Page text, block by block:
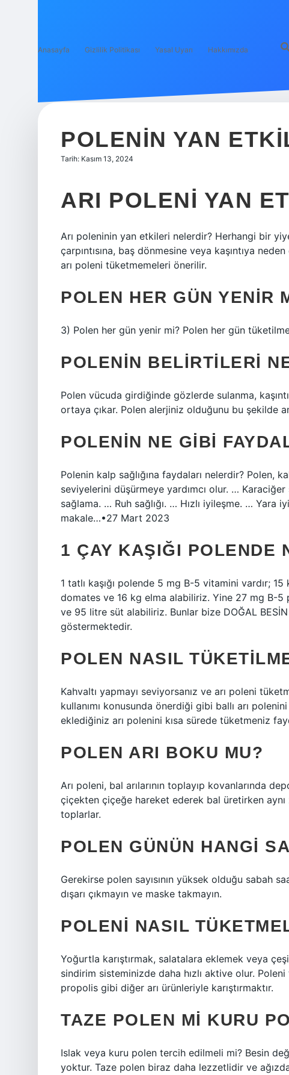
Anasayfa Gizlilik Politikası Yasal Uyarı Hakkımızda
POLENIN YAN
Tarih: Kasım 13, 2024
ARI POLENI YAN
Arı poleninin yan etkileri nelerdir? Herhangi bir
çarpıntısına, baş dönmesine veya kaşıntıya
arı poleni tüketmemeleri önerilir.
POLEN HER GÜN YENIR
3) Polen her gün yenir mi? Polen her gün
POLENIN BELIRTILERI
Polen vücuda girdiğinde gözlerde sulanma,
ortaya çıkar. Polen alerjiniz olduğunu bu şekilde
POLENIN NE GIBI
Polenin kalp sağlığına faydaları nelerdir? Polen,
seviyelerini düşürmeye yardımcı olur. …
sağlama. … Ruh sağlığı. … Hızlı iyileşme. … Yara
makale…•27 Mart 2023
1 ÇAY KAŞIĞI POLENDE
1 tatlı kaşığı polende 5 mg B-5 vitamini vardır;
domates ve 16 kg elma alabiliriz. Yine 27 mg B-
ve 95 litre süt alabiliriz. Bunlar bize DOĞAL
göstermektedir.
POLEN NASIL
Kahvaltı yapmayı seviyorsanız ve arı poleni
kullanımı konusunda önerdiği gibi ballı arı
eklediğiniz arı polenini kısa sürede tüketmeniz
POLEN ARI BOKU MU?
Arı poleni, bal arılarının toplayıp kovanlarında
çiçekten çiçeğe hareket ederek bal üretirken
toplarlar.
POLEN GÜNÜN HANGI
Gerekirse polen sayısının yüksek olduğu sabah
dışarı çıkmayın ve maske takmayın.
POLENI NASIL
Yoğurtla karıştırmak, salatalara eklemek veya
sindirim sisteminizde daha hızlı aktive olur.
propolis gibi diğer arı ürünleriyle karıştırmaktır.
TAZE POLEN MI KURU
Islak veya kuru polen tercih edilmeli mi? Besin
yoktur. Taze polen biraz daha lezzetlidir ve